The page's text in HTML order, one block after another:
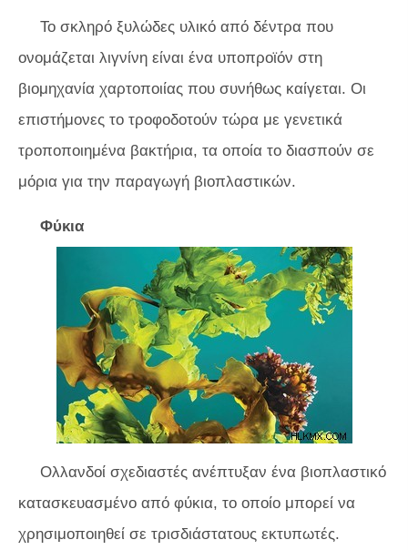
Το σκληρό ξυλώδες υλικό από δέντρα που
ονομάζεται λιγνίνη είναι ένα υποπροϊόν στη
βιομηχανία χαρτοποιίας που συνήθως καίγεται. Οι
επιστήμονες το τροφοδοτούν τώρα με γενετικά
τροποποιημένα βακτήρια, τα οποία το διασπούν σε
μόρια για την παραγωγή βιοπλαστικών.
Φύκια
Ολλανδοί σχεδιαστές ανέπτυξαν ένα βιοπλαστικό
κατασκευασμένο από φύκια, το οποίο μπορεί να
χρησιμοποιηθεί σε τρισδιάστατους εκτυπωτές.